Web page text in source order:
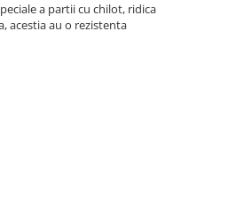
a partii cu chilot, ridica
acestia au o rezistenta